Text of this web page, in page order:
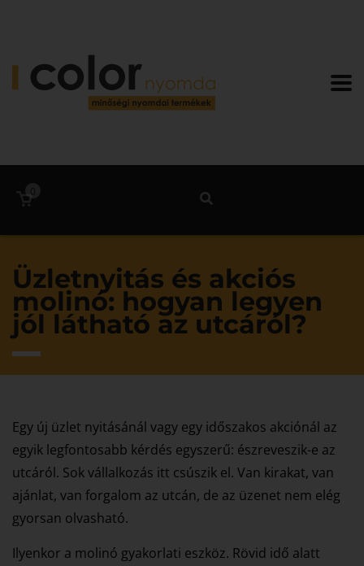
0
Üzletnyitás és akciós
molinó: hogyan legyen
jól látható az utcáról?
Egy új üzlet nyitásánál vagy egy időszakos akciónál az
egyik legfontosabb kérdés egyszerű: észreveszik-e az
utcáról. Sok vállalkozás itt csúszik el. Van kirakat, van
ajánlat, van forgalom az utcán, de az üzenet nem elég
gyorsan olvasható.
Ilyenkor a molinó gyakorlati eszköz. Rövid idő alatt